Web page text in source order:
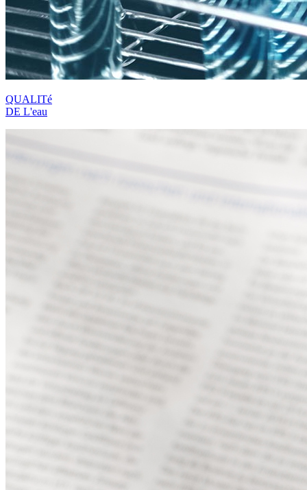
QUALITé
DE L'eau